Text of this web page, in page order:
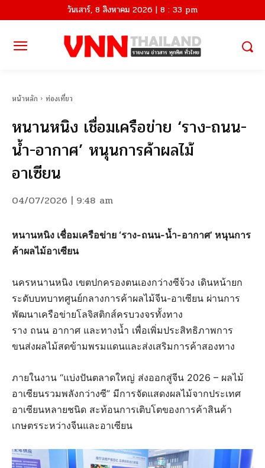
วันเสาร์, 8 สิงหาคม 2026 | 8 : 33 pm
หน้าหลัก ท่องเที่ยว
หนานหนิง เชื่อมเครือข่าย ‘ราง-ถนน-
น้ำ-อากาศ’ หนุนการค้าผลไม้
อาเซียน
04/07/2026 | 9:48 am
หนานหนิง เชื่อมเครือข่าย ‘ราง-ถนน-น้ำ-อากาศ’ หนุนการ
ค้าผลไม้อาเซียน
นครหนานหนิง เขตปกครองตนเองกว่างซีจ้วง เดินหน้ายก
ระดับบทบาทศูนย์กลางการค้าผลไม้จีน-อาเซียน ผ่านการ
พัฒนาเครือข่ายโลจิสติกส์ครบวงจรทั้งทาง
ราง ถนน อากาศ และทางน้ำ เพื่อเพิ่มประสิทธิภาพการ
ขนส่งผลไม้สดข้ามพรมแดนและส่งเสริมการค้าสองทาง
ภายในงาน “แบ่งปันตลาดใหญ่ ส่งออกสู่จีน 2026 – ผลไม้
อาเซียนรวมพลังกว่างซี” มีการจัดแสดงผลไม้จากประเทศ
อาเซียนหลายชนิด สะท้อนการเติบโตของการค้าสินค้า
เกษตรระหว่างจีนและอาเซียน